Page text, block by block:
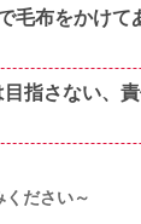
毛布をかけて
指さない、
ください～